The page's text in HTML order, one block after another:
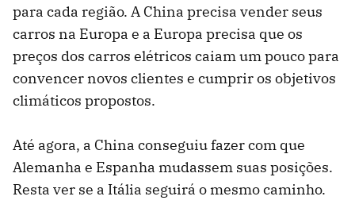
para cada região. A China precisa vender seus
carros na Europa e a Europa precisa que os
preços dos carros elétricos caiam um pouco para
convencer novos clientes e cumprir os objetivos
climáticos propostos.
Até agora, a China conseguiu fazer com que
Alemanha e Espanha mudassem suas posições.
Resta ver se a Itália seguirá o mesmo caminho.